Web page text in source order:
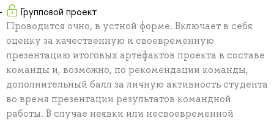
Групповой проект
Проводится очно, в устной форме. Включает в себя
оценку за качественную и своевременную
презентацию итоговых артефактов проекта в составе
команды и, возможно, по рекомендации команды,
дополнительный балл за личную активность студента
во время презентации результатов командной
работы. В случае неявки или несвоевременной